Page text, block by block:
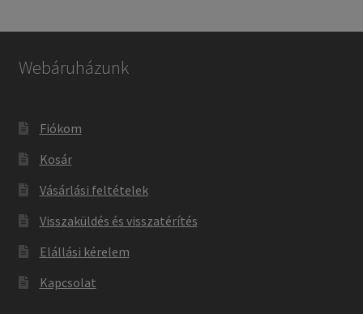
Webáruházunk
Fiókom
Kosár
Vásárlási feltételek
Visszaküldés és visszatérítés
Elállási kérelem
Kapcsolat